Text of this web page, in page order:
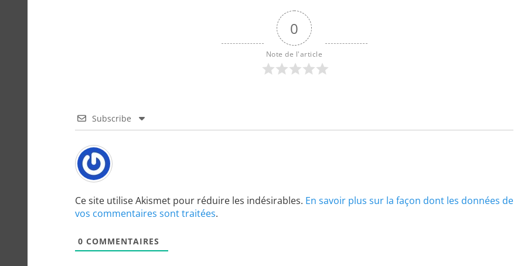
0
Note de l'article
Subscribe
Ce site utilise Akismet pour réduire les indésirables. En savoir plus sur la façon dont les données de
vos commentaires sont traitées.
0 COMMENTAIRES